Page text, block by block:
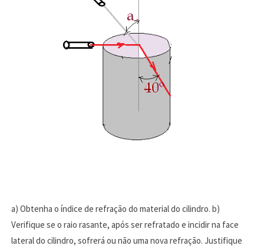
a) Obtenha o índice de refração do material do cilindro. b)
Verifique se o raio rasante, após ser refratado e incidir na face
lateral do cilindro, sofrerá ou não uma nova refração. Justifique